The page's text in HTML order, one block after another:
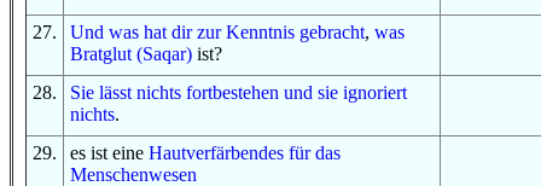
27. Und was hat dir zur Kenntnis gebracht, was
Bratglut (Saqar) ist?
28. Sie lässt nichts fortbestehen und sie ignoriert
nichts.
29. es ist eine Hautverfärbendes fürdas
Menschenwesen